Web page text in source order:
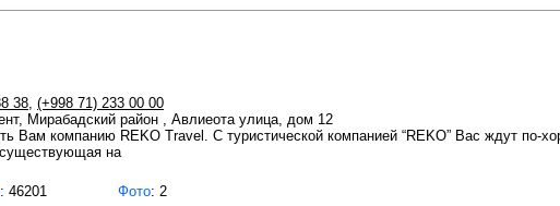
38, (+998 71) 233 00 00
Мирабадский район , Авлиеота улица, дом 12
Вам компанию REKO Travel. C туристической компанией “REKO” Вас ждут по-
на
: 46201 Фото: 2